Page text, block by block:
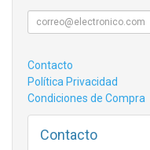
Contacto
Política Privacidad
Condiciones de Compra
Contacto